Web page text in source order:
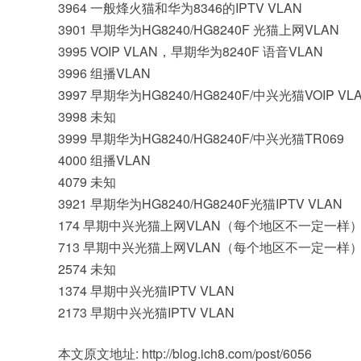
3964 一般烽火猫和华为8346的IPTV VLAN
3901 早期华为HG8240/HG8240F 光猫上网VLAN
3995 VOIP VLAN，早期华为8240F 语音VLAN
3996 组播VLAN
3997 早期华为HG8240/HG8240F/中兴光猫VOIP
3998 未知
3999 早期华为HG8240/HG8240F/中兴光猫TR069
4000 组播VLAN
4079 未知
3921 早期华为HG8240/HG8240F光猫IPTV VLAN
174 早期中兴光猫上网VLAN（每个地区不一定一样）
713 早期中兴光猫上网VLAN（每个地区不一定一样）
2574 未知
1374 早期中兴光猫IPTV VLAN
2173 早期中兴光猫IPTV VLAN
本文原文地址: http://blog.ich8.com/post/6056